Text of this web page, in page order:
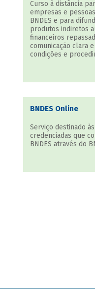
Curso à distância
empresas e
BNDES e para
produtos indiretos
financeiros
comunicação clara
condições e
BNDES Online
Serviço destinado
credenciadas que
BNDES através do